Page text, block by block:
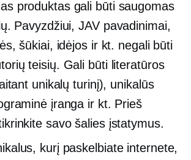
produktas gali būti saugomas
Pavyzdžiui, JAV pavadinimai,
šūkiai, idėjos ir kt. negali būti
teisių. Gali būti literatūros
unikalų turinį), unikalūs
įranga ir kt. Prieš
savo šalies įstatymus.
kurį paskelbiate internete,